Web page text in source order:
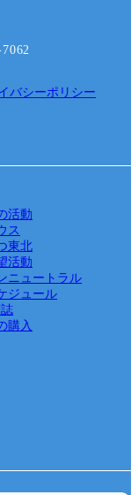
バシーポリシー
活動
ス
東北
活動
ニュートラル
ジュール
購入